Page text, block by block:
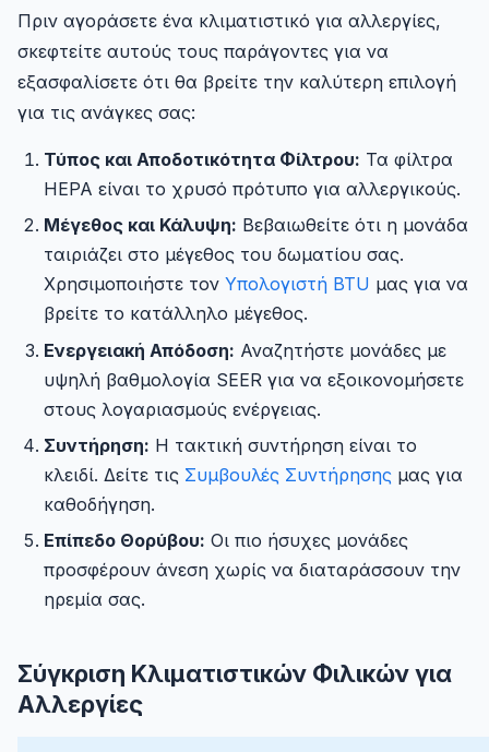
Πριν αγοράσετε ένα κλιματιστικό για αλλεργίες,
σκεφτείτε αυτούς τους παράγοντες για να
εξασφαλίσετε ότι θα βρείτε την καλύτερη επιλογή
για τις ανάγκες σας:
Τύπος και Αποδοτικότητα Φίλτρου: Τα φίλτρα
HEPA είναι το χρυσό πρότυπο για αλλεργικούς.
Μέγεθος και Κάλυψη: Βεβαιωθείτε ότι η μονάδα
ταιριάζει στο μέγεθος του δωματίου σας.
Χρησιμοποιήστε τον Υπολογιστή BTU μας για να
βρείτε το κατάλληλο μέγεθος.
Ενεργειακή Απόδοση: Αναζητήστε μονάδες με
υψηλή βαθμολογία SEER για να εξοικονομήσετε
στους λογαριασμούς ενέργειας.
Συντήρηση: Η τακτική συντήρηση είναι το
κλειδί. Δείτε τις Συμβουλές Συντήρησης μας για
καθοδήγηση.
Επίπεδο Θορύβου: Οι πιο ήσυχες μονάδες
προσφέρουν άνεση χωρίς να διαταράσσουν την
ηρεμία σας.
Σύγκριση Κλιματιστικών Φιλικών για
Αλλεργίες